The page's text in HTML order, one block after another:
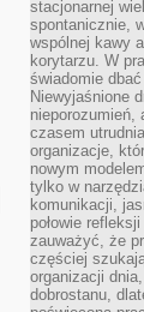
stacjonarnej
spontanicznie,
wspólnej kawy
korytarzu. W
świadomie
Niewyjaśnione
nieporozumień,
czasem
organizacje,
nowym
tylko w
komunikacji,
połowie
zauważyć, że
częściej
organizacji
dobrostanu,